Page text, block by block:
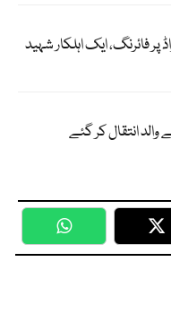
فائرنگ، ایک اہلکار شہید
انتقال کر گئے
WhatsApp